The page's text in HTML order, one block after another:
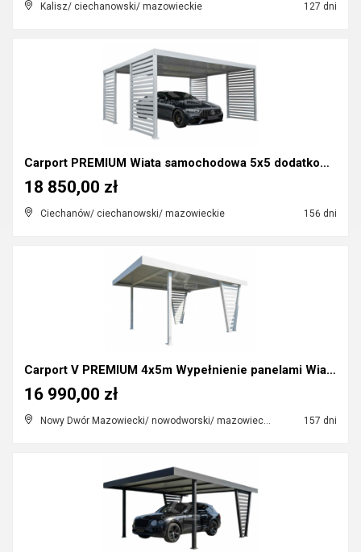
Kalisz/ ciechanowski/ mazowieckie 127 dni
Carport PREMIUM Wiata samochodowa 5x5 dodatkowa za...
Ciechanów/ ciechanowski/ mazowieckie 156 dni
18 850,00 zł
Carport V PREMIUM 4x5m Wypełnienie panelami Wiata ...
Nowy Dwór Mazowiecki/ nowodworski/ mazowieckie 157 dni
16 990,00 zł